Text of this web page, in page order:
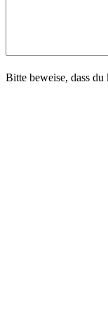
Bitte beweise, dass